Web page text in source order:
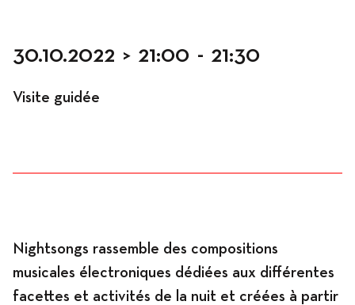
Occupation
Ateliers
30.10.2022 > 21:00 - 21:30
Visite guidée
Nightsongs rassemble des compositions
musicales électroniques dédiées aux différentes
facettes et activités de la nuit et créées à partir